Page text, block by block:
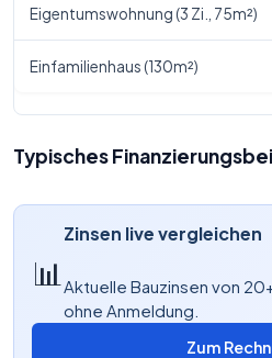
Eigentumswohnung (3 Zi., 75m²)
Einfamilienhaus (130m²)
Typisches
📊
Zinsen live vergleichen
Aktuelle Bauzinsen von
ohne Anmeldung.
Zum